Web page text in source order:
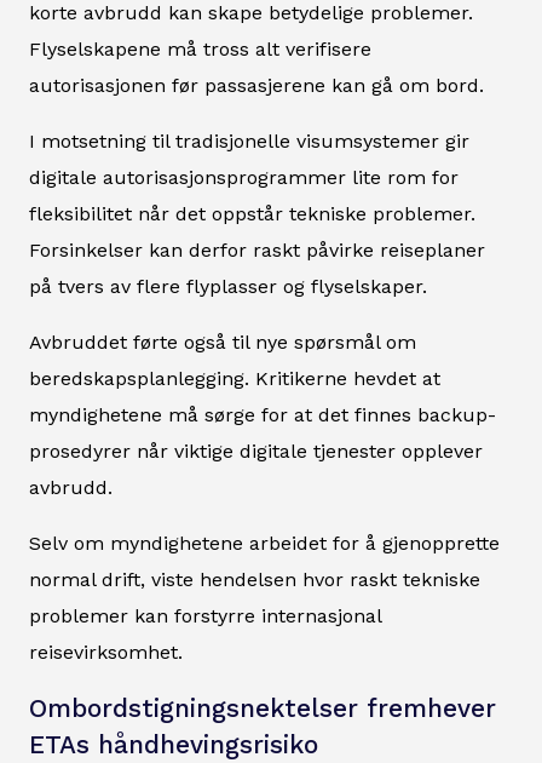
korte avbrudd kan skape betydelige problemer.
Flyselskapene må tross alt verifisere
autorisasjonen før passasjerene kan gå om bord.
I motsetning til tradisjonelle visumsystemer gir
digitale autorisasjonsprogrammer lite rom for
fleksibilitet når det oppstår tekniske problemer.
Forsinkelser kan derfor raskt påvirke reiseplaner
på tvers av flere flyplasser og flyselskaper.
Avbruddet førte også til nye spørsmål om
beredskapsplanlegging. Kritikerne hevdet at
myndighetene må sørge for at det finnes backup-
prosedyrer når viktige digitale tjenester opplever
avbrudd.
Selv om myndighetene arbeidet for å gjenopprette
normal drift, viste hendelsen hvor raskt tekniske
problemer kan forstyrre internasjonal
reisevirksomhet.
Ombordstigningsnektelser fremhever
ETAs håndhevingsrisiko